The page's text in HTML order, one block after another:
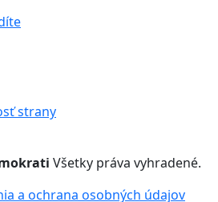
strany
Všetky práva vyhradené.
a ochrana osobných údajov